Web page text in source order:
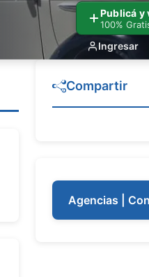
Publicá y
100%
Ingresar
Compartir
Agencias |